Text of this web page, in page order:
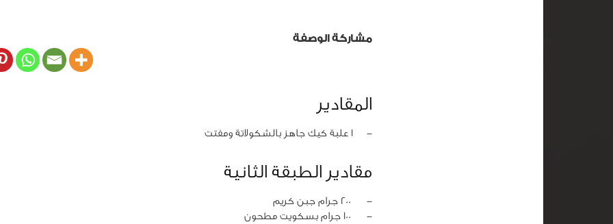
مشاركة الوصفة
المقادير
‏- 1 علبة كيك جاهز بالشكولاتة ومفتت
مقادير الطبقة الثانية
‏-
200 جرام جبن كريم
‏-
100 جرام بسكويت مطحون